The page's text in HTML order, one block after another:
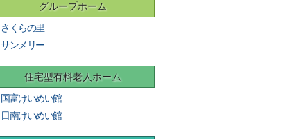
グループホーム
さくらの里
サンメリー
住宅型有料老人ホーム
国富けいめい館
日南けいめい館